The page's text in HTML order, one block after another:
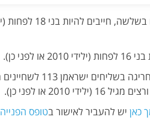
כן).
כאן יש להעביר לאישור בטופס הפנייה